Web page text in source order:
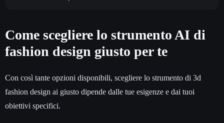
Come scegliere lo strumento AI di
fashion design giusto per te
Con così tante opzioni disponibili, scegliere lo strumento di 3d
fashion design ai giusto dipende dalle tue esigenze e dai tuoi
obiettivi specifici.